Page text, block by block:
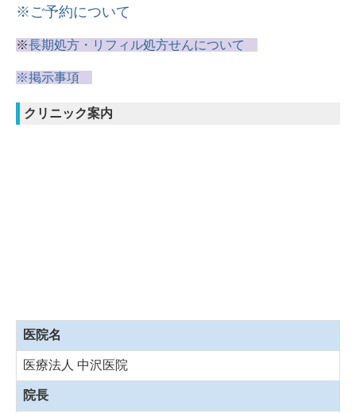
※ご予約について
※長期処方・リフィル処方せんについて
※掲示事項
クリニック案内
医院名
医療法人 中沢医院
院長